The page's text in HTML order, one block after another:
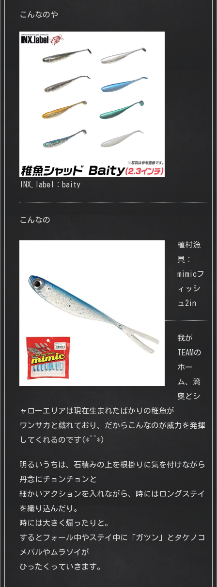
こんなのや
INX.label：baity
こんなの
植村漁
具：
mimicフ
ィッシ
ュ2in
我が
TEAMの
ホー
ム、湾
奥どシ
ャローエリアは現在生まれたばかりの稚魚が
ワンサカと戯れており、だからこんなのが威力を発揮
してくれるのです(*^^*)
明るいうちは、石積みの上を根掛りに気を付けながら
丹念にチョンチョンと
細かいアクションを入れながら、時にはロングステイ
を織り込んだり。
時には大きく煽ったりと。
するとフォール中やステイ中に「ガツン」とタケノコ
メバルやムラソイが
ひったくっていきます。